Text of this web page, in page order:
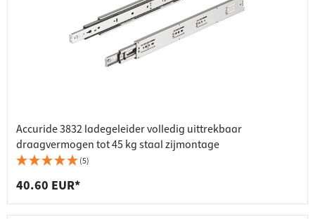
Accuride 3832 ladegeleider volledig uittrekbaar
draagvermogen tot 45 kg staal zijmontage
(5)
40.60 EUR*